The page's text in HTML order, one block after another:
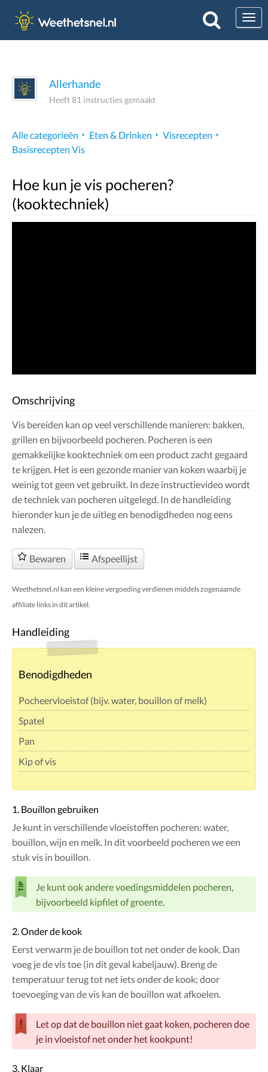
Allerhande
Heeft 81 instructies gemaakt
Alle categorieën Eten & Drinken
Visrecepten
Basisrecepten Vis
Hoe kun je vis pocheren?
(kooktechniek)
Omschrijving
Vis bereiden kan op veel verschillende manieren: bakken,
grillen en bijvoorbeeld pocheren. Pocheren is een
gemakkelijke kooktechniek om een product zacht gegaard
te krijgen. Het is een gezonde manier van koken waarbij je
weinig tot geen vet gebruikt. In deze instructievideo wordt
de techniek van pocheren uitgelegd. In de handleiding
hieronder kun je de uitleg en benodigdheden nog eens
nalezen.
Bewaren Afspeellijst
Weethetsnel.nl kan een kleine vergoeding verdienen middels zogenaamde
affiliate links in dit artikel.
Handleiding
Benodigdheden
Pocheervloeistof (bijv. water, bouillon of melk)
Spatel
Pan
Kip of vis
1. Bouillon gebruiken
Je kunt in verschillende vloeistoffen pocheren: water,
bouillon, wijn en melk. In dit voorbeeld pocheren we een
stuk vis in bouillon.
Je kunt ook andere voedingsmiddelen pocheren,
bijvoorbeeld kipfilet of groente.
2. Onder de kook
Eerst verwarm je de bouillon tot net onder de kook. Dan
voeg je de vis toe (in dit geval kabeljauw). Breng de
temperatuur terug tot net iets onder de kook; door
toevoeging van de vis kan de bouillon wat afkoelen.
Let op dat de bouillon niet gaat koken, pocheren doe
je in vloeistof net onder het kookpunt!
3. Klaar